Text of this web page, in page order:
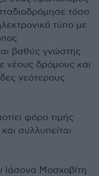
τόσο
τύπο με
βαθύς γνώστης
νέους δρόμους και
νεότερους
φόρο τιμής
συλλυπείται
Ιάσονα Μοσχοβίτη